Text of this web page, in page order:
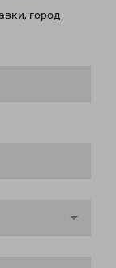
город